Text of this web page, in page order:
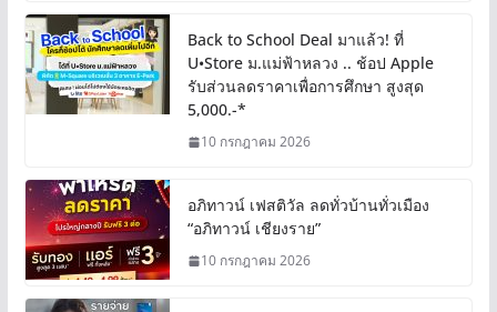
Back to School Deal มาแล้ว! ที่
U•Store ม.แม่ฟ้าหลวง .. ช้อป Apple
รับส่วนลดราคาเพื่อการศึกษา สูงสุด
5,000.-*
10 กรกฎาคม 2026
อภิทาวน์ เฟสติวัล ลดทั่วบ้านทั่วเมือง
“อภิทาวน์ เชียงราย”
10 กรกฎาคม 2026